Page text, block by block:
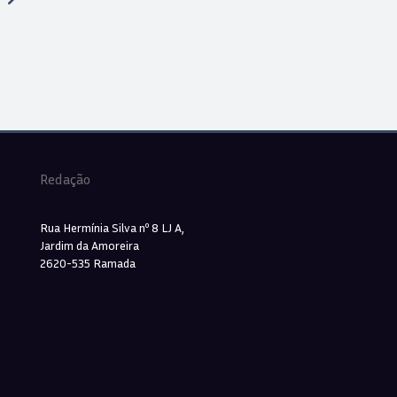
Redação
Rua Hermínia Silva nº 8 LJ A,
Jardim da Amoreira
2620-535 Ramada